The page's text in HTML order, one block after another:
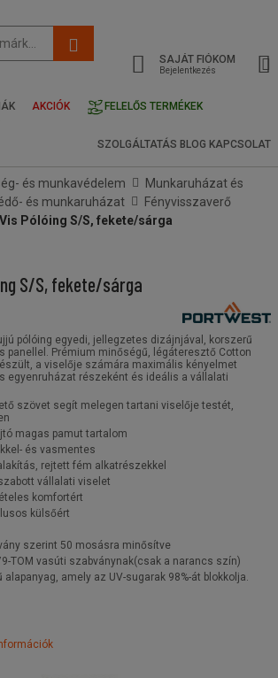
SAJÁT FIÓKOM
Bejelentkezés
AKCIÓK
FELELŐS TERMÉKEK
SZOLGÁLTATÁS BLOG KAPCSOLAT
és munkavédelem
Munkaruházat és
és munkaruházat
Fényvisszaverő
Vis Pólóing S/S, fekete/sárga
S/S, fekete/sárga
pólóing egyedi, jellegzetes dizájnjával, korszerű
panellel. Prémium minőségű, légáteresztő Cotton
a viselője számára maximális kényelmet
egyenruházat részeként és ideális a vállalati
szövet segít melegen tartani viselője testét,
magas pamut tartalom
és vasmentes
rejtett fém alkatrészekkel
vállalati viselet
komfortért
külsőért
szerint 50 mosásra minősítve
TOM vasúti szabványnak(csak a narancs szín)
alapanyag, amely az UV-sugarak 98%-át blokkolja.